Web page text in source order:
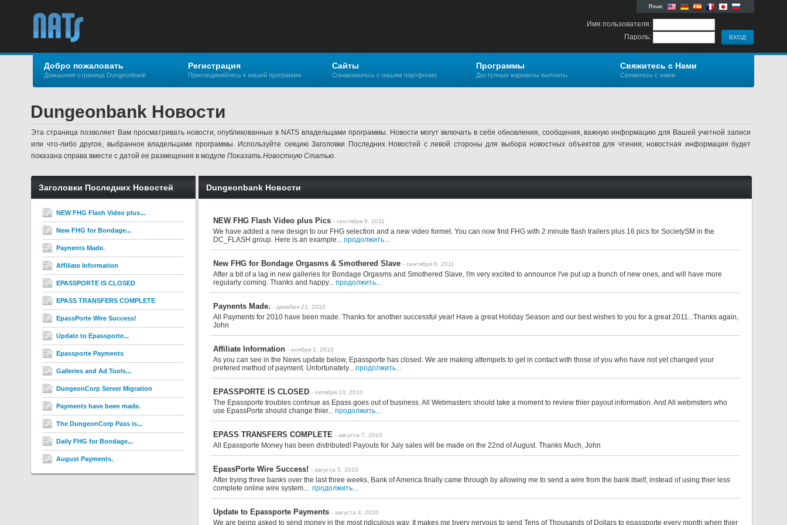
Язык:
Имя пользователя:
Пароль:
Добро пожаловать
Домашняя страница Dungeonbank
Регистрация
Присоединяйтесь к нашей программе
Сайты
Ознакомьтесь с нашим портфолио
Программы
Доступные варианты выплаты
Свяжитесь с Нами
Свяжитесь с нами
Dungeonbank Новости
Эта страница позволяет Вам просматривать новости, опубликованные в NATS владельцами программы. Новости могут включать в себя обновления, сообщения, важную информацию для Вашей учетной записи
или что-либо другое, выбранное владельцами программы. Используйте секцию Заголовки Последних Новостей с левой стороны для выбора новостных объектов для чтения; новостная информация будет
показана справа вместе с датой ее размещения в модуле Показать Новостную Статью.
Заголовки Последних Новостей
NEW FHG Flash Video plus...
New FHG for Bondage...
Paynents Made.
Affiliate Information
EPASSPORTE IS CLOSED
EPASS TRANSFERS COMPLETE
EpassPorte Wire Success!
Update to Epassporte...
Epassporte Payments
Galleries and Ad Tools...
DungeonCorp Server Migration
Payments have been made.
The DungeonCorp Pass is...
Daily FHG for Bondage...
August Payments.
Dungeonbank Новости
NEW FHG Flash Video plus Pics - сентября 8, 2011
We have added a new design to our FHG selection and a new video formet. You can now find FHG with 2 minute flash trailers plus 16 pics for SocietySM in the
DC_FLASH group. Here is an example... продолжить...
New FHG for Bondage Orgasms & Smothered Slave - сентября 8, 2011
After a bit of a lag in new galleries for Bondage Orgasms and Smothered Slave, I'm very excited to announce I've put up a bunch of new ones, and will have more
regularly coming. Thanks and happy... продолжить...
Paynents Made. - декабря 21, 2010
All Payments for 2010 have been made. Thanks for another successful year! Have a great Holiday Season and our best wishes to you for a great 2011...Thanks again,
John
Affiliate Information - ноября 1, 2010
As you can see in the News update below, Epassporte has closed. We are making attempets to get in contact with those of you who have not yet changed your
prefered method of payment. Unfortunately... продолжить...
EPASSPORTE IS CLOSED - октября 13, 2010
The Epassporte troubles continue as Epass goes out of business. All Webmasters should take a moment to review thier payout information. And All webmsters who
use EpassPorte should change thier... продолжить...
EPASS TRANSFERS COMPLETE - августа 7, 2010
All Epassporte Money has been distributed! Payouts for July sales will be made on the 22nd of August. Thanks Much, John
EpassPorte Wire Success! - августа 5, 2010
After trying three banks over the last three weeks, Bank of America finally came through by allowing me to send a wire from the bank itself, instead of using thier less
complete online wire system.... продолжить...
Update to Epassporte Payments - августа 4, 2010
We are being asked to send money in the most ridiculous way. It makes me bvery nervous to send Tens of Thousands of Dollars to epassporte every month when thier